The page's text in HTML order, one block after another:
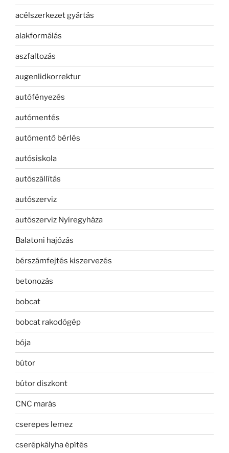
acélszerkezet gyártás
alakformálás
aszfaltozás
augenlidkorrektur
autófényezés
autómentés
autómentő bérlés
autósiskola
autószállítás
autószerviz
autószerviz Nyíregyháza
Balatoni hajózás
bérszámfejtés kiszervezés
betonozás
bobcat
bobcat rakodógép
bója
bútor
bútor diszkont
CNC marás
cserepes lemez
cserépkályha építés